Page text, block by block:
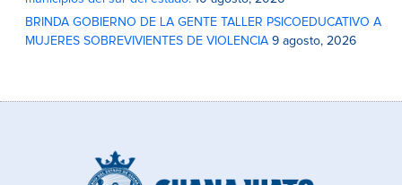
BRINDA GOBIERNO DE LA GENTE TALLER PSICOEDUCATIVO A
MUJERES SOBREVIVIENTES DE VIOLENCIA 9 agosto, 2026